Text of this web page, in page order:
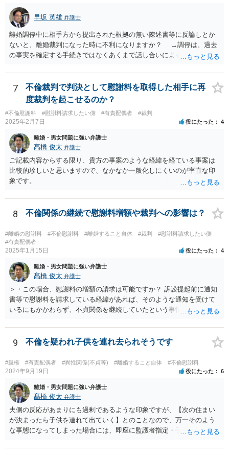
早坂 英雄 弁護士
離婚調停中に相手方から提出された根拠の無い陳述書等に反論しとか
ないと、離婚裁判になった時に不利になりますか？ →調停は、過去
の事実を確定する手続きではなくあくまで話し合いによる合意を目指
りません（口頭での説明でも十分だと思います）。但し、調停委員が
反論の陳述書を提出するように求めているときは別です。 また、反
論しないからと言って直ちに離婚訴訟で不利になることはないと思い
ます（離婚訴訟では反論が必要になってくると思いますが、調停段階
からこちらの言い分や手の内を知らせることに余り意味はないように
思います。）。
7
不倫裁判で判決として慰謝料を取得した相手に再
度裁判を起こせるのか？
#不倫慰謝料 #慰謝料請求したい側 #有責配偶者 #裁判
2025年2月7日 役にたった 4
離婚・男女問題に強い弁護士
髙橋 俊太 弁護士
ご記載内容からする限り、貴方の事案のような経緯を経ている事案は
比較的珍しいと思いますので、なかなか一般化しにくいのが率直な印
象です。
8 不倫関係の継続で慰謝料増額や裁判への影響は？
#離婚の慰謝料 #不倫慰謝料 #離婚すること自体 #裁判
#慰謝料請求したい側
#有責配偶者
2025年1月15日 役にたった 4
離婚・男女問題に強い弁護士
髙橋 俊太 弁護士
＞・この場合、慰謝料の増額の請求は可能ですか？ 訴訟提起前に通知
書等で慰謝料を請求している経緯があれば、そのような通知を受けて
いるにもかかわらず、不貞関係を継続していたという事情は悪質性を
ている裁判例もありますので、担当弁護士に確認してみるとよいでし
ょう。 ＞・この事実が何か今回の裁判に影響することはあるのでしょ
うか？ 提訴時に請求している慰謝料額がいくらであるかにもよります
が、不貞が継続している事実自体は、上記のとおり増額事由になり得
るので、請求を拡張するか、現状の請求額が認容されやすいように今
後の攻防で主張立証していくことになるでしょう。方針について、担
当弁護士とよく相談してみるとよいと思います。
9 不倫を疑われ子供を連れ去られそうです
#親権 #有責配偶者 #異性関係(不貞等) #離婚すること自体 #不倫慰謝料
2024年9月19日 役にたった 6
離婚・男女問題に強い弁護士
髙橋 俊太 弁護士
夫側の反応があまりにも過剰であるような印象ですが、【次の住まい
が決まったら子供を連れて出ていく】とのことなので、万一そのよう
な事態になってしまった場合には、即座に監護者指定・子の引渡しの
でしょう。 親権者や監護者の指定が争いになる場合、現在の実務では